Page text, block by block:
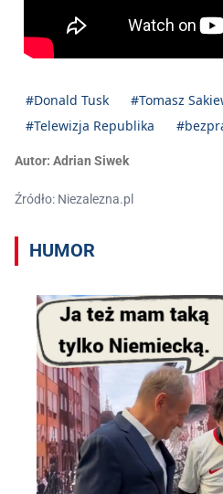
#Donald Tusk #Tomasz
#Telewizja Republika
Autor: Adrian Siwek
Źródło: Niezalezna.pl
HUMOR